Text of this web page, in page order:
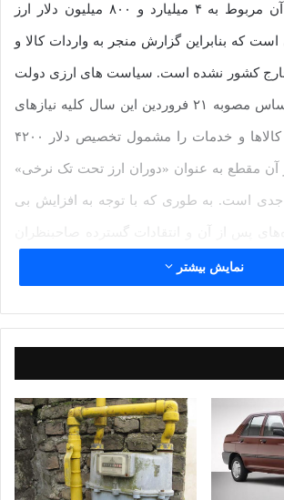
که مهمترین بخش آن مربوط به ۴ میلیارد و ۸۰۰ میلیون دلار ارز
تومانی است که بنابراین گزارش منجر به واردات کالا و
خارج کشور نشده است. سیاست های ارزی دولت
در سال ۹۷ که بر اساس مصوبه ۲۱ فروردین این سال کلیه نیازهای
ارزی کشور اعم از کالاها و خدمات را مشمول تخصیص دلار ۴۲۰۰
آن مقطع به عنوان «دوران ارز تحت تک نرخی»
جدی است. به طوری که با توجه به افزایش بی
پس از آن و انتقادات گسترده صاحبنظران
نگارنده _ در خصوص تخصیص ارز محدود دولتی
و ارز دولتی صرفاً به کالاهای اساسی ,دارو
نهاده‌های دامی و کشاورزی اختصاص یافت.
کرده اند و نیزافراد وکالاهایی که پس از مرداد۹۷ به آنها ارز دولتی
حائز اهمیت است، تا هم وابستگی دریافت
کنندگان ارز دولتی در چهار ماهه نخست سال ۹۷ به مقامات و
نمایش بیشتر